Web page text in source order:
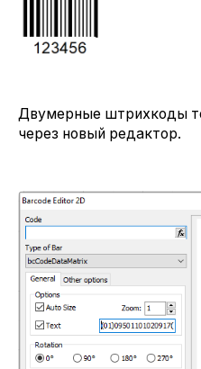
Двумерные штрихкоды
через новый редактор.